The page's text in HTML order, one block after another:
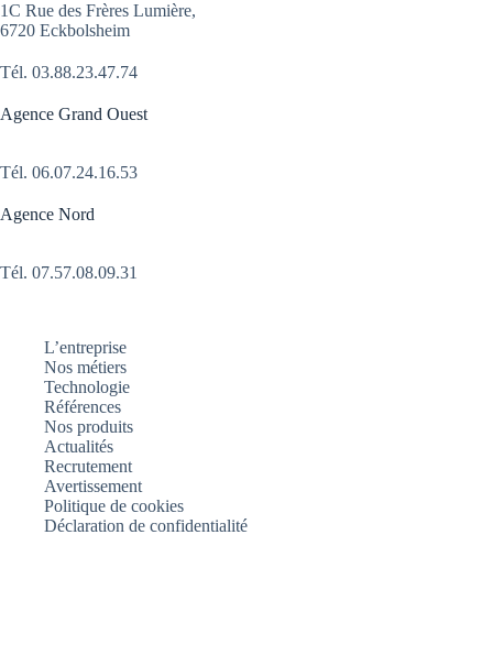
1C Rue des Frères Lumière,
6720 Eckbolsheim
Tél. 03.88.23.47.74
Agence Grand Ouest
Tél. 06.07.24.16.53
Agence Nord
Tél. 07.57.08.09.31
L’entreprise
Nos métiers
Technologie
Références
Nos produits
Actualités
Recrutement
Avertissement
Politique de cookies
Déclaration de confidentialité